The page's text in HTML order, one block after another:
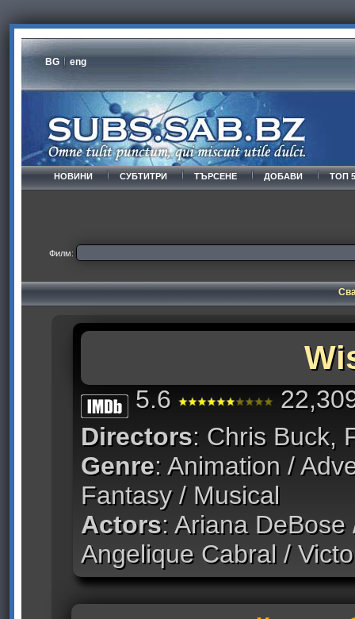
BG eng
НОВИНИ СУБТИТРИ ТЪРСЕНЕ ДОБАВИ ТОП
Филм:
5.6
Directors: Chris Buck,
Genre: Animation /
Fantasy / Musical
Actors: Ariana
Angelique Cabral /